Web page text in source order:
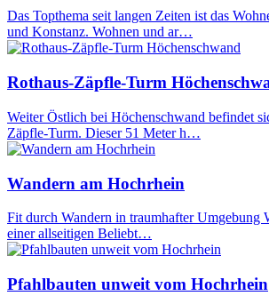
Das Topthema seit langen Zeiten ist das
und Konstanz. Wohnen und ar…
Rothaus-Zäpfle-Turm
Weiter Östlich bei Höchenschwand befindet
Zäpfle-Turm. Dieser 51 Meter h…
Wandern am Hochrhein
Fit durch Wandern in traumhafter Umgebung
einer allseitigen Beliebt…
Pfahlbauten unweit vom Hochrhein